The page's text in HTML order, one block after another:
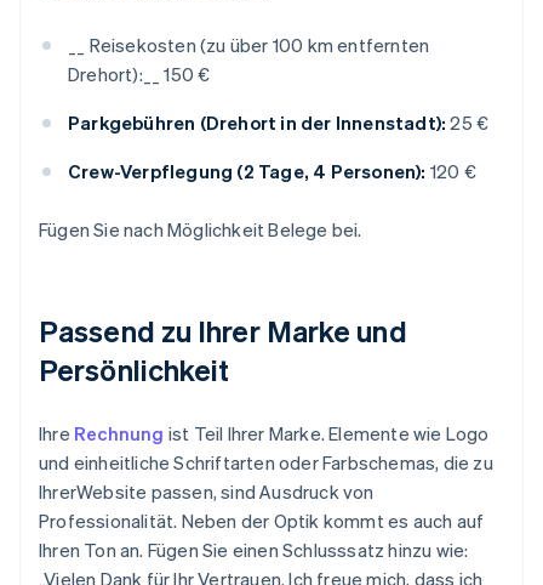
__ Reisekosten (zu über 100 km entfernten
Drehort):__ 150 €
Parkgebühren (Drehort in der Innenstadt): 25 €
Crew-Verpflegung (2 Tage, 4 Personen): 120 €
Fügen Sie nach Möglichkeit Belege bei.
Passend zu Ihrer Marke und
Persönlichkeit
Ihre Rechnung ist Teil Ihrer Marke. Elemente wie Logo
und einheitliche Schriftarten oder Farbschemas, die zu
IhrerWebsite passen, sind Ausdruck von
Professionalität. Neben der Optik kommt es auch auf
Ihren Ton an. Fügen Sie einen Schlusssatz hinzu wie:
„Vielen Dank für Ihr Vertrauen. Ich freue mich, dass ich